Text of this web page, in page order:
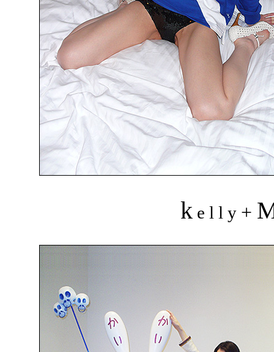
k e l l y +